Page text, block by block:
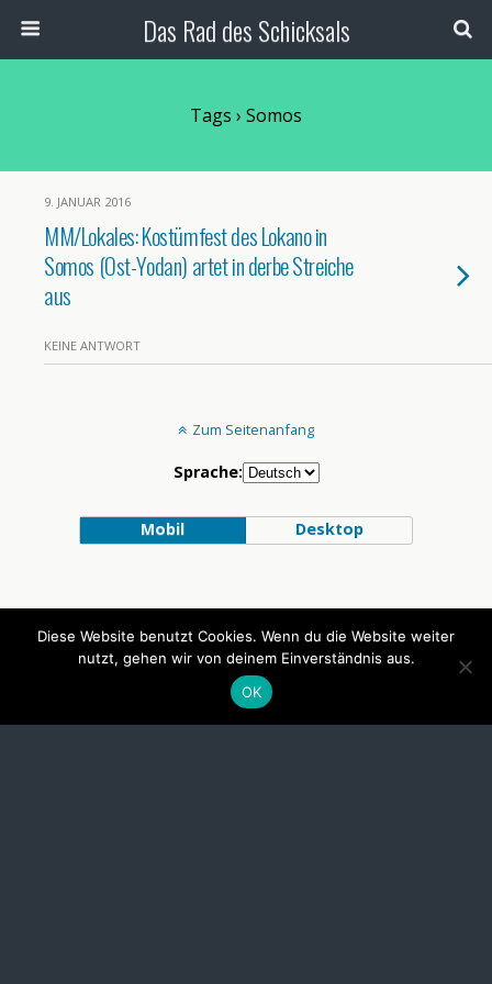
Das Rad des Schicksals
Tags › Somos
9. JANUAR 2016
MM/Lokales: Kostümfest des Lokano in
Somos (Ost-Yodan) artet in derbe Streiche
aus
KEINE ANTWORT
Zum Seitenanfang
Sprache:
Mobil Desktop
Diese Website benutzt Cookies. Wenn du die Website weiter
nutzt, gehen wir von deinem Einverständnis aus.
OK